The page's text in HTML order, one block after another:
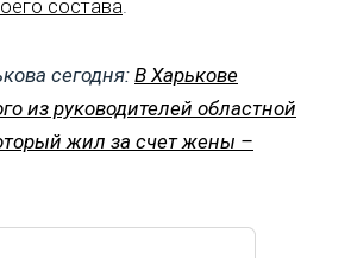
состава.
сегодня: В Харькове
из руководителей областной
жил за счет жены –